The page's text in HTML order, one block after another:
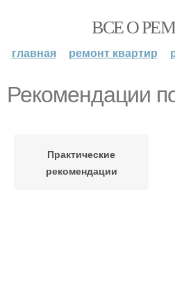
ВСЕ О
главная ремонт квартир
Рекомендации
Практические
рекомендации